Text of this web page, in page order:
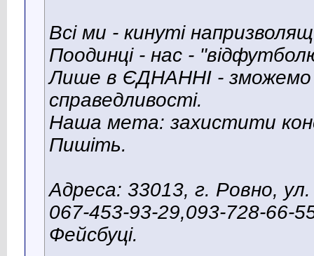
Всі ми - кинуті
Поодинці - нас -
Лише в ЄДНАННІ - зможемо
справедливості.
Наша мета: захистити
Пишіть.
Адреса: 33013, г. Ровно,
067-453-93-29,093-728-66-
Фейсбуці.